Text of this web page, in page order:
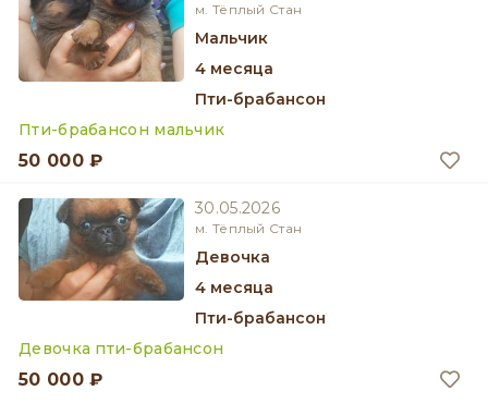
м. Тёплый Стан
мальчик
4 месяца
Пти-брабансон
Пти-брабансон мальчик
50 000 ₽
30.05.2026
м. Тёплый Стан
девочка
4 месяца
Пти-брабансон
Девочка пти-брабансон
50 000 ₽